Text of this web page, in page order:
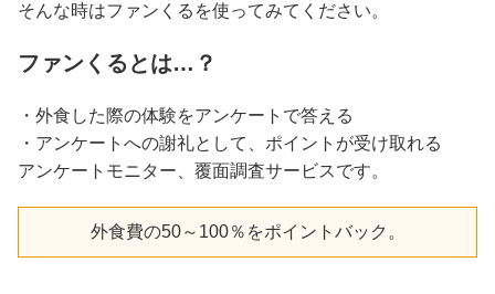
そんな時はファンくるを使ってみてください。
ファンくるとは…？
・外食した際の体験をアンケートで答える
・アンケートへの謝礼として、ポイントが受け取れる
アンケートモニター、覆面調査サービスです。
外食費の50～100％をポイントバック。